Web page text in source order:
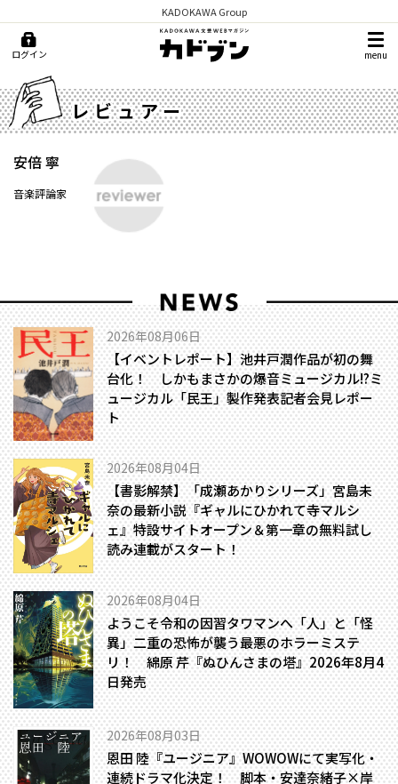
KADOKAWA Group
ログイン menu
レビュアー
安倍 寧
音楽評論家
2026年08月06日
【イベントレポート】池井戸潤作品が初の舞
台化！ しかもまさかの爆音ミュージカル!?――ミ
ュージカル「民王」製作発表記者会見レポー
ト
2026年08月04日
【書影解禁】「成瀬あかりシリーズ」宮島未
奈の最新小説『ギャルにひかれて寺マルシ
ェ』特設サイトオープン＆第一章の無料試し
読み連載がスタート！
2026年08月04日
ようこそ令和の因習タワマンへ――「人」と「怪
異」二重の恐怖が襲う最悪のホラーミステ
リ！ 綿原 芹『ぬひんさまの塔』2026年8月4
日発売
2026年08月03日
恩田 陸『ユージニア』WOWOWにて実写化・
連続ドラマ化決定！ 脚本・安達奈緒子×岸